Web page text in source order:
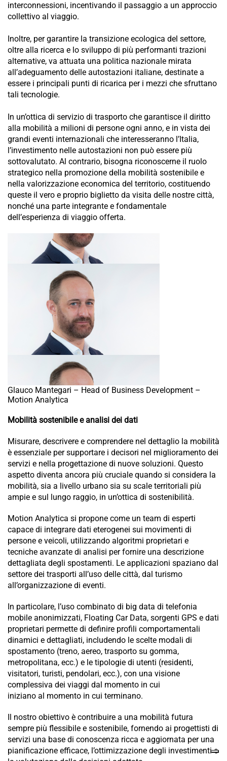
interconnessioni, incentivando il passaggio a un approccio
collettivo al viaggio.
Inoltre, per garantire la transizione ecologica del settore,
oltre alla ricerca e lo sviluppo di più performanti trazioni
alternative, va attuata una politica nazionale mirata
all’adeguamento delle autostazioni italiane, destinate a
essere i principali punti di ricarica per i mezzi che sfruttano
tali tecnologie.
In un’ottica di servizio di trasporto che garantisce il diritto
alla mobilità a milioni di persone ogni anno, e in vista dei
grandi eventi internazionali che interesseranno l’Italia,
l’investimento nelle autostazioni non può essere più
sottovalutato. Al contrario, bisogna riconoscerne il ruolo
strategico nella promozione della mobilità sostenibile e
nella valorizzazione economica del territorio, costituendo
queste il vero e proprio biglietto da visita delle nostre città,
nonché una parte integrante e fondamentale
dell’esperienza di viaggio offerta.
Glauco Mantegari – Head of Business Development –
Motion Analytica
Mobilità sostenibile e analisi dei dati
Misurare, descrivere e comprendere nel dettaglio la mobilità
è essenziale per supportare i decisori nel miglioramento dei
servizi e nella progettazione di nuove soluzioni. Questo
aspetto diventa ancora più cruciale quando si considera la
mobilità, sia a livello urbano sia su scale territoriali più
ampie e sul lungo raggio, in un’ottica di sostenibilità.
Motion Analytica si propone come un team di esperti
capace di integrare dati eterogenei sui movimenti di
persone e veicoli, utilizzando algoritmi proprietari e
tecniche avanzate di analisi per fornire una descrizione
dettagliata degli spostamenti. Le applicazioni spaziano dal
settore dei trasporti all’uso delle città, dal turismo
all’organizzazione di eventi.
In particolare, l’uso combinato di big data di telefonia
mobile anonimizzati, Floating Car Data, sorgenti GPS e dati
proprietari permette di definire profili comportamentali
dinamici e dettagliati, includendo le scelte modali di
spostamento (treno, aereo, trasporto su gomma,
metropolitana, ecc.) e le tipologie di utenti (residenti,
visitatori, turisti, pendolari, ecc.), con una visione
complessiva dei viaggi dal momento in cui
iniziano al momento in cui terminano.
Il nostro obiettivo è contribuire a una mobilità futura
sempre più flessibile e sostenibile, fornendo ai progettisti di
servizi una base di conoscenza ricca e aggiornata per una
pianificazione efficace, l’ottimizzazione degli investimenti e